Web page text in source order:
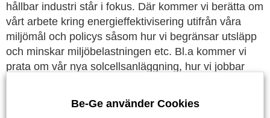
hållbar industri står i fokus. Där kommer vi berätta om
vårt arbete kring energieffektivisering utifrån våra
miljömål och policys såsom hur vi begränsar utsläpp
och minskar miljöbelastningen etc. Bl.a kommer vi
prata om vår nya solcellsanläggning, hur vi jobbar
metallskrot, samt hur vattnet från vår egen brunn
Be-Ge använder Cookies